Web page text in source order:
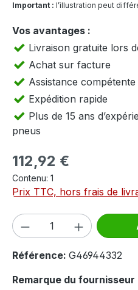
Important : l’illustration peut
Vos avantages :
Livraison gratuite lors
Achat sur facture
Assistance
Expédition rapide
Plus de 15 ans
pneus
Prix régulier :
112,92 €
Contenu: 1
Prix TTC, hors frais de
Quantité de
Référence: G46944332
Remarque du fournisseur